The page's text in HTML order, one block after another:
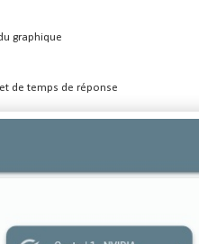
graphique
de temps de réponse